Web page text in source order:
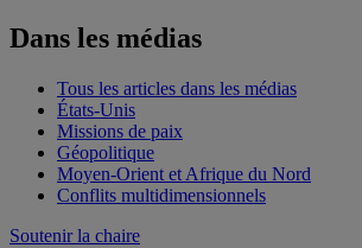
Dans les médias
Tous les articles dans les médias
États-Unis
Missions de paix
Géopolitique
Moyen-Orient et Afrique du Nord
Conflits multidimensionnels
Soutenir la chaire